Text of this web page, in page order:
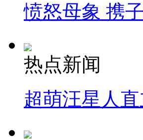
愤怒母象 携
热点新闻
超萌汪星人